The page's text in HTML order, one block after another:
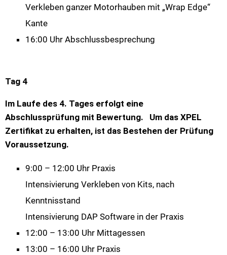
Verkleben ganzer Motorhauben mit „Wrap Edge“
Kante
16:00 Uhr Abschlussbesprechung
Tag 4
Im Laufe des 4. Tages erfolgt eine
Abschlussprüfung mit Bewertung. Um das XPEL
Zertifikat zu erhalten, ist das Bestehen der Prüfung
Voraussetzung.
9:00 – 12:00 Uhr Praxis
Intensivierung Verkleben von Kits, nach
Kenntnisstand
Intensivierung DAP Software in der Praxis
12:00 – 13:00 Uhr Mittagessen
13:00 – 16:00 Uhr Praxis